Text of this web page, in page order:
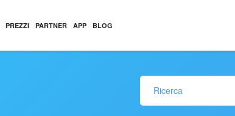
PREZZI PARTNER APP BLOG